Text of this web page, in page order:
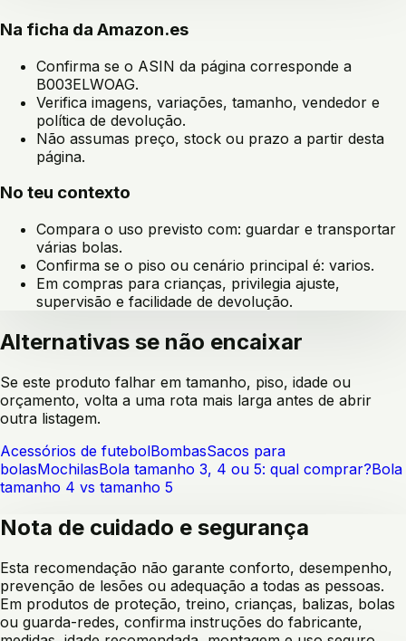
Na ficha da Amazon.es
Confirma se o ASIN da página corresponde a
B003ELWOAG.
Verifica imagens, variações, tamanho, vendedor e
política de devolução.
Não assumas preço, stock ou prazo a partir desta
página.
No teu contexto
Compara o uso previsto com: guardar e transportar
várias bolas.
Confirma se o piso ou cenário principal é: varios.
Em compras para crianças, privilegia ajuste,
supervisão e facilidade de devolução.
Alternativas se não encaixar
Se este produto falhar em tamanho, piso, idade ou
orçamento, volta a uma rota mais larga antes de abrir
outra listagem.
Acessórios de futebolBombasSacos para
bolasMochilasBola tamanho 3, 4 ou 5: qual comprar?Bola
tamanho 4 vs tamanho 5
Nota de cuidado e segurança
Esta recomendação não garante conforto, desempenho,
prevenção de lesões ou adequação a todas as pessoas.
Em produtos de proteção, treino, crianças, balizas, bolas
ou guarda-redes, confirma instruções do fabricante,